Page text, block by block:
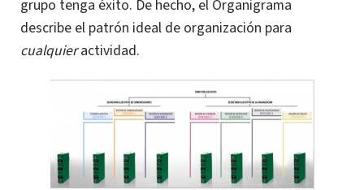
grupo tenga éxito. De hecho, el Organigrama
describe el patrón ideal de organización para
cualquieractividad.